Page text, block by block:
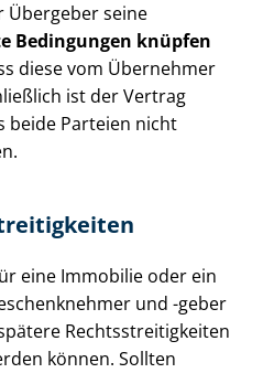
Übergeber seine
Bedingungen knüpfen
diese vom Übernehmer
ist der Vertrag
beide Parteien nicht
eine Immobilie oder ein
und -geber
Rechts­strei­tig­kei­ten
können. Sollten